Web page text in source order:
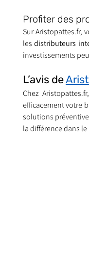
Profiter des
Sur Aristopattes.fr,
les distributeurs
investissements
L’avis de
Chez
efficacement votre
solutions
la différence dans